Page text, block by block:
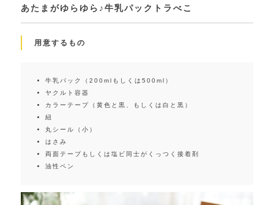
あたまがゆらゆら♪牛乳パックトラべこ
用意するもの
牛乳パック（200mlもしくは500ml）
ヤクルト容器
カラーテープ（黄色と黒、もしくは白と黒）
紐
丸シール（小）
はさみ
両面テープもしくは塩ビ同士がくっつく接着剤
油性ペン